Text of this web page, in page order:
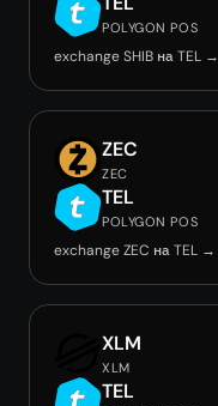
POLYGON POS
exchange SHIB на TEL →
ZEC
ZEC
TEL
POLYGON POS
exchange ZEC на TEL →
XLM
XLM
TEL